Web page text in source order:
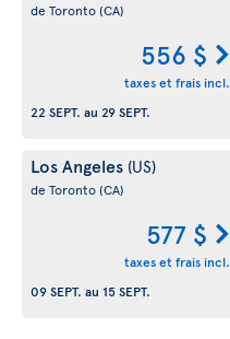
de Toronto(CA)
556 $
taxes et frais incl.
22 SEPT. au 29 SEPT.
Los Angeles (US)
de Toronto(CA)
577 $
taxes et frais incl.
09 SEPT. au 15 SEPT.